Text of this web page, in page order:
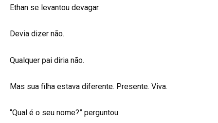
Ethan se levantou devagar.
Devia dizer não.
Qualquer pai diria não.
Mas sua filha estava diferente. Presente. Viva.
“Qual é o seu nome?” perguntou.